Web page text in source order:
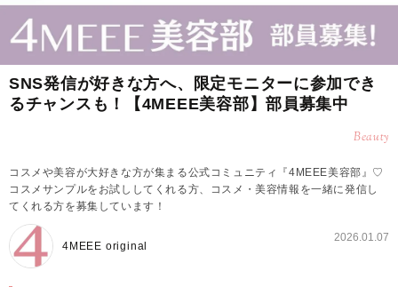
SNS発信が好きな方へ、限定モニターに参加でき
るチャンスも！【4MEEE美容部】部員募集中
Beauty
コスメや美容が大好きな方が集まる公式コミュニティ『4MEEE美容部』♡
コスメサンプルをお試ししてくれる方、コスメ・美容情報を一緒に発信し
てくれる方を募集しています！
4MEEE original
2026.01.07